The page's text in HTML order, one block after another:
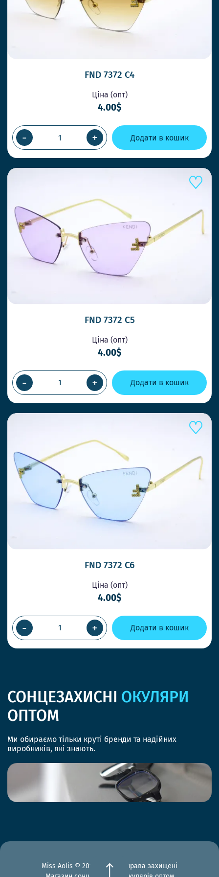
FND 7372 C4
Ціна (опт)
4.00$
- + Додати в кошик
FND 7372 C5
Ціна (опт)
4.00$
- + Додати в кошик
FND 7372 C6
Ціна (опт)
4.00$
- + Додати в кошик
СОНЦЕЗАХИСНІ ОКУЛЯРИ
ОПТОМ
Ми обираємо тільки круті бренди та надійних
виробників, які знають.
Miss Aolis © 2012-2026 Всі права захищені